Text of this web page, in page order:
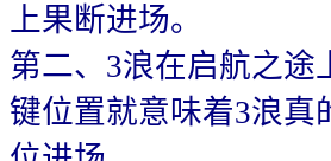
上果断进场。
第二、3浪在启航之途
键位置就意味着3浪真